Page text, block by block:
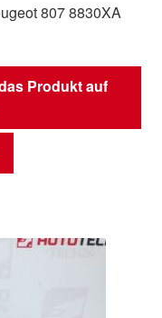
807 8830XA
Produkt auf